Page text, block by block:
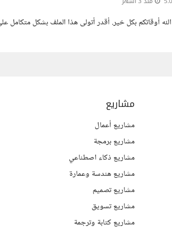
أوقاتكم بكل خير. أقدر أتولى هذا الملف بشكل متكامل
مشاريع
مشاريع أعمال
مشاريع برمجة
مشاريع ذكاء اصطناعي
مشاريع هندسة وعمارة
مشاريع تصميم
مشاريع تسويق
مشاريع كتابة وترجمة